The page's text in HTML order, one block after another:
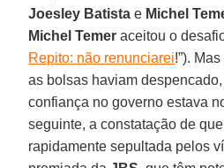
Joesley Batista e Michel
Michel Temer aceitou o
Repito: não renunciarei!”).
as bolsas haviam
confiança no governo estava
seguinte, a constatação de
rapidamente sepultada pelos